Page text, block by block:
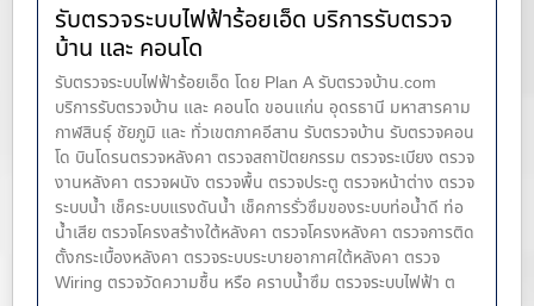
รับตรวจระบบไฟฟ้าร้อยเอ็ด บริการรับตรวจ
บ้าน และ คอนโด
รับตรวจระบบไฟฟ้าร้อยเอ็ด โดย Plan A รับตรวจบ้าน.com
บริการรับตรวจบ้าน และ คอนโด ขอนแก่น อุดรธานี มหาสารคาม
กาฬสินธุ์ ชัยภูมิ และ ทั่วเขตภาคอีสาน รับตรวจบ้าน รับตรวจคอน
โด บินโดรนตรวจหลังคา ตรวจสถาปัตยกรรม ตรวจระเบียง ตรวจ
งานหลังคา ตรวจผนัง ตรวจพื้น ตรวจประตู ตรวจหน้าต่าง​ ตรวจ
ระบบน้ำ เช็คระบบแรงดันน้ำ เช็คการรั่วซึมของระบบท่อน้ำ​ดี ท่อ
น้ำ​เสีย ตรวจโครงสร้างใต้หลังคา ตรวจโครงหลังคา ตรวจการติด
ตั้งกระเบื้องหลังคา ตรวจระบบระบายอากาศใต้หลังคา ตรวจ
Wiring ตรวจวัดความชื้น หรือ คราบน้ำซึม ตรวจระบบไฟฟ้า ต